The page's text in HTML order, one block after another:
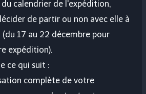
du calendrier de l'expédition,
de partir ou non avec elle à
(du 17 au 22 décembre pour
expédition).
ce qui suit :
complète de votre